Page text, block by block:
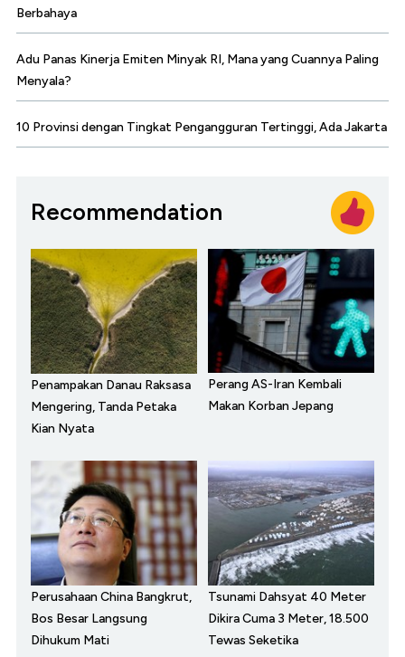
Berbahaya
Adu Panas Kinerja Emiten Minyak RI, Mana yang Cuannya Paling
Menyala?
10 Provinsi dengan Tingkat Pengangguran Tertinggi, Ada Jakarta
Recommendation
Penampakan Danau Raksasa
Mengering, Tanda Petaka
Kian Nyata
Perang AS-Iran Kembali
Makan Korban Jepang
Perusahaan China Bangkrut,
Bos Besar Langsung
Dihukum Mati
Tsunami Dahsyat 40 Meter
Dikira Cuma 3 Meter, 18.500
Tewas Seketika